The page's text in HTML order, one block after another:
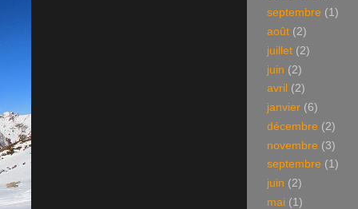
septembre (1)
août (2)
juillet (2)
juin (2)
avril (2)
janvier (6)
décembre (2)
novembre (3)
septembre (1)
juin (2)
mai (1)